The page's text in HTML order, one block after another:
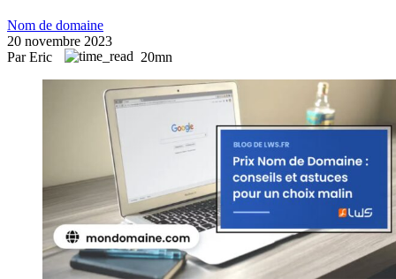
Nom de domaine
20 novembre 2023
Par Eric
20mn